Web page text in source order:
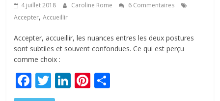
4 juillet 2018 Caroline Rome
6 Commentaires
Accepter,Accueillir
Accepter, accueillir, les nuances entres les deux postures
sont subtiles et souvent confondues. Ce qui est perçu
comme choix :
F
ac
T
w
Li
n
Pi
nt